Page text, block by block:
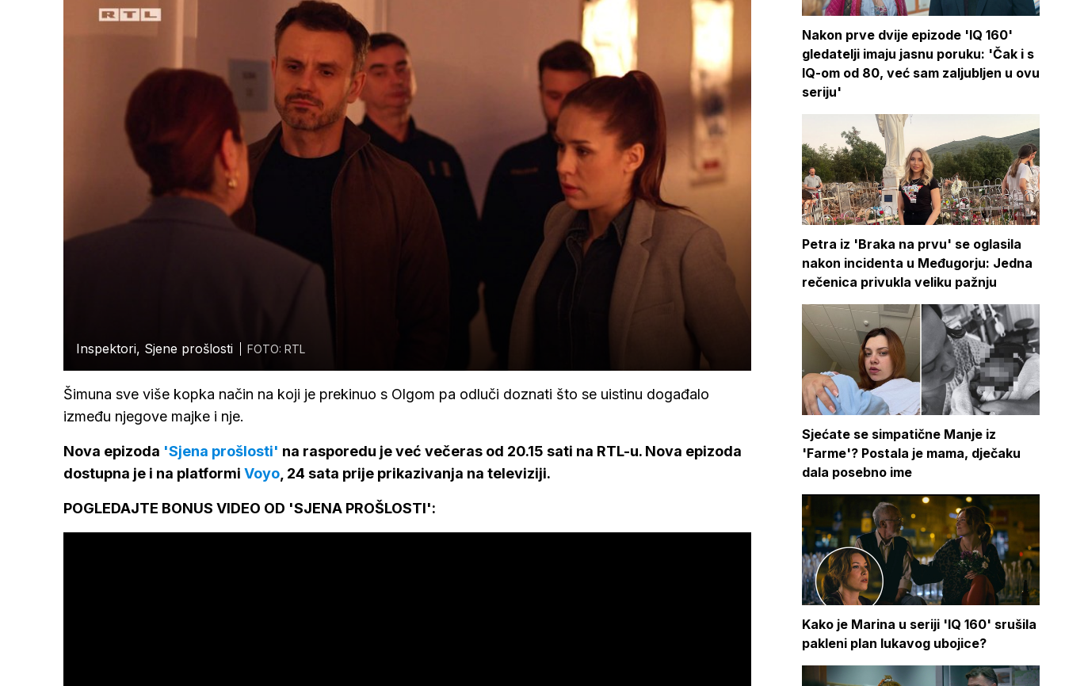
Inspektori, Sjene prošlosti FOTO: RTL
Šimuna sve više kopka način na koji je prekinuo s Olgom pa odluči doznati što se uistinu događalo
između njegove majke i nje.
Nova epizoda 'Sjena prošlosti' na rasporedu je već večeras od 20.15 sati na RTL-u. Nova epizoda
dostupna je i na platformi Voyo , 24 sata prije prikazivanja na televiziji.
POGLEDAJTE BONUS VIDEO OD 'SJENA PROŠLOSTI':
Nakon prve dvije epizode 'IQ 160'
gledatelji imaju jasnu poruku: 'Čak i s
IQ-om od 80, već sam zaljubljen u ovu
seriju'
Petra iz 'Braka na prvu' se oglasila
nakon incidenta u Međugorju: Jedna
rečenica privukla veliku pažnju
Sjećate se simpatične Manje iz
'Farme'? Postala je mama, dječaku
dala posebno ime
Kako je Marina u seriji 'IQ 160' srušila
pakleni plan lukavog ubojice?